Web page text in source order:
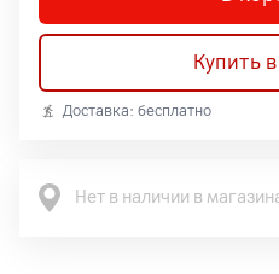
Купить
Доставка: бесплатно
Нет в наличии в